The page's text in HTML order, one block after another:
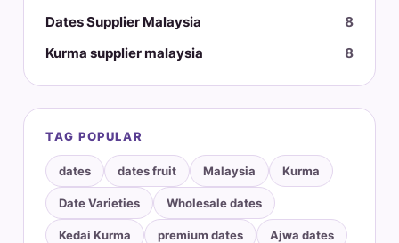
Dates Supplier Malaysia
8
Kurma supplier malaysia
8
TAG POPULAR
dates dates fruit Malaysia Kurma
Date Varieties Wholesale dates
Kedai Kurma premium dates Ajwa dates